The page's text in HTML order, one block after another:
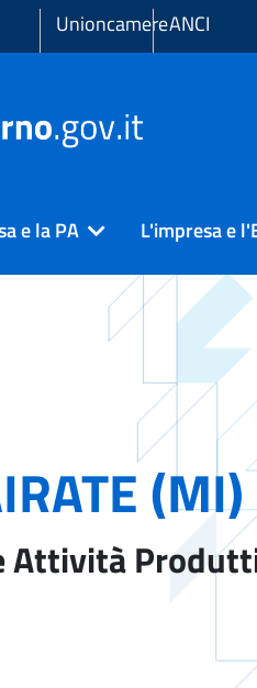
UnioncamereANCI
e la PA L'impresa e
(MI)
Attività